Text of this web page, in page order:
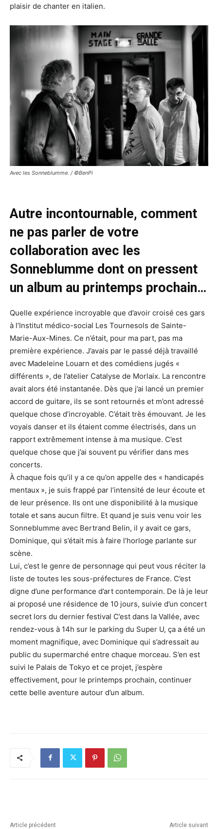
plaisir de chanter en italien.
Avec les Sonneblumme. / ©BenPi
Autre incontournable, comment
ne pas parler de votre
collaboration avec les
Sonneblumme dont on pressent
un album au printemps prochain…
Quelle expérience incroyable que d’avoir croisé ces gars
à l’Institut médico-social Les Tournesols de Sainte-
Marie-Aux-Mines. Ce n’était, pour ma part, pas ma
première expérience. J’avais par le passé déjà travaillé
avec Madeleine Louarn et des comédiens jugés «
différents », de l’atelier Catalyse de Morlaix. La rencontre
avait alors été instantanée. Dès que j’ai lancé un premier
accord de guitare, ils se sont retournés et m’ont adressé
quelque chose d’incroyable. C’était très émouvant. Je les
voyais danser et ils étaient comme électrisés, dans un
rapport extrêmement intense à ma musique. C’est
quelque chose que j’ai souvent pu vérifier dans mes
concerts.
À chaque fois qu’il y a ce qu’on appelle des « handicapés
mentaux », je suis frappé par l’intensité de leur écoute et
de leur présence. Ils ont une disponibilité à la musique
totale et sans aucun filtre. Et quand je suis venu voir les
Sonneblumme avec Bertrand Belin, il y avait ce gars,
Dominique, qui s’était mis à faire l’horloge parlante sur
scène.
Lui, c’est le genre de personnage qui peut vous réciter la
liste de toutes les sous-préfectures de France. C’est
digne d’une performance d’art contemporain. De là je leur
ai proposé une résidence de 10 jours, suivie d’un concert
secret lors du dernier festival C’est dans la Vallée, avec
rendez-vous à 14h sur le parking du Super U, ça a été un
moment magnifique, avec Dominique qui s’adressait au
public du supermarché entre chaque morceau. S’en est
suivi le Palais de Tokyo et ce projet, j’espère
effectivement, pour le printemps prochain, continuer
cette belle aventure autour d’un album.
Article précédent Article suivant